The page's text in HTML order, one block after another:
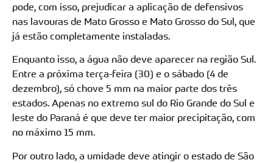
pode, com isso, prejudicar a aplicação de defensivos
nas lavouras de Mato Grosso e Mato Grosso do Sul, que
já estão completamente instaladas.
Enquanto isso, a água não deve aparecer na região Sul.
Entre a próxima terça-feira (30) e o sábado (4 de
dezembro), só chove 5 mm na maior parte dos três
estados. Apenas no extremo sul do Rio Grande do Sul e
leste do Paraná é que deve ter maior precipitação, com
no máximo 15 mm.
Por outro lado, a umidade deve atingir o estado de São